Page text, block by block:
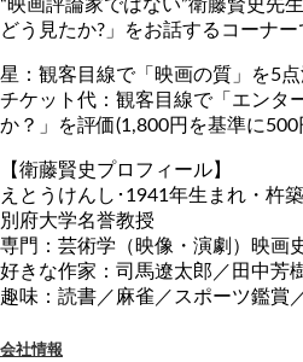
“映画評論家ではない”衛藤賢史先
どう見たか?」をお話するコーナー
星：観客目線で「映画の質」を5
チケット代：観客目線で「エンタ
か？」を評価(1,800円を基準に
【衛藤賢史プロフィール】
えとうけんし･1941年生まれ・杵
別府大学名誉教授
専門：芸術学（映像・演劇）映画
好きな作家：司馬遼太郎／田中芳
趣味：読書／麻雀／スポーツ鑑賞
会社情報